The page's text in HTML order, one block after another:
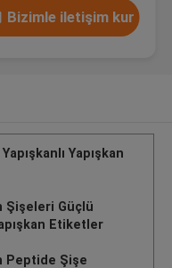
Bizimle iletişim kur
Yapışkan
Şişeleri Güçlü
Etiketler
Peptide Şişe